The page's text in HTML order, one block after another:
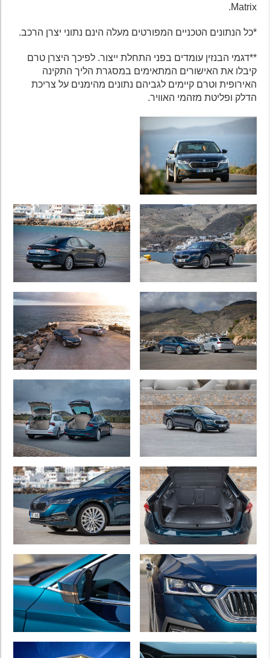
Matrix.
*כל הנתונים הטכניים המפורטים מעלה הינם נתוני יצרן הרכב.
**דגמי הבנזין עומדים בפני התחלת ייצור. לפיכך היצרן טרם
קיבלו את האישורים המתאימים במסגרת הליך התקינה
האירופית וטרם קיימים לגביהם נתונים מהימנים על צריכת
הדלק ופליטת מזהמי האוויר.